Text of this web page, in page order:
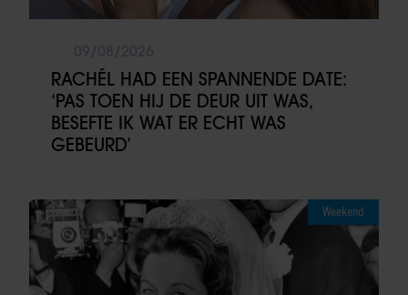
RACHÉL HAD EEN SPANNENDE DATE:
‘PAS TOEN HIJ DE DEUR UIT WAS,
BESEFTE IK WAT ER ECHT WAS
GEBEURD’
Weekend